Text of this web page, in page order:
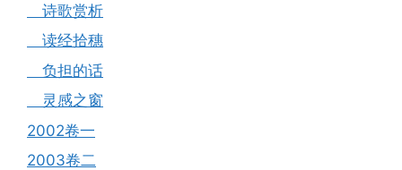
诗歌赏析
读经拾穗
负担的话
灵感之窗
2002卷一
2003卷二